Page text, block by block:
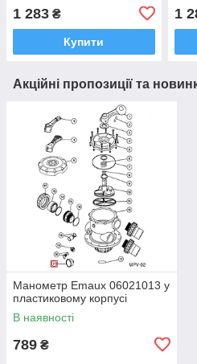
1 283 ₴
Купити
1
Акційні пропозиції та
Манометр Emaux 06021013 у
пластиковому корпусі
В наявності
789 ₴